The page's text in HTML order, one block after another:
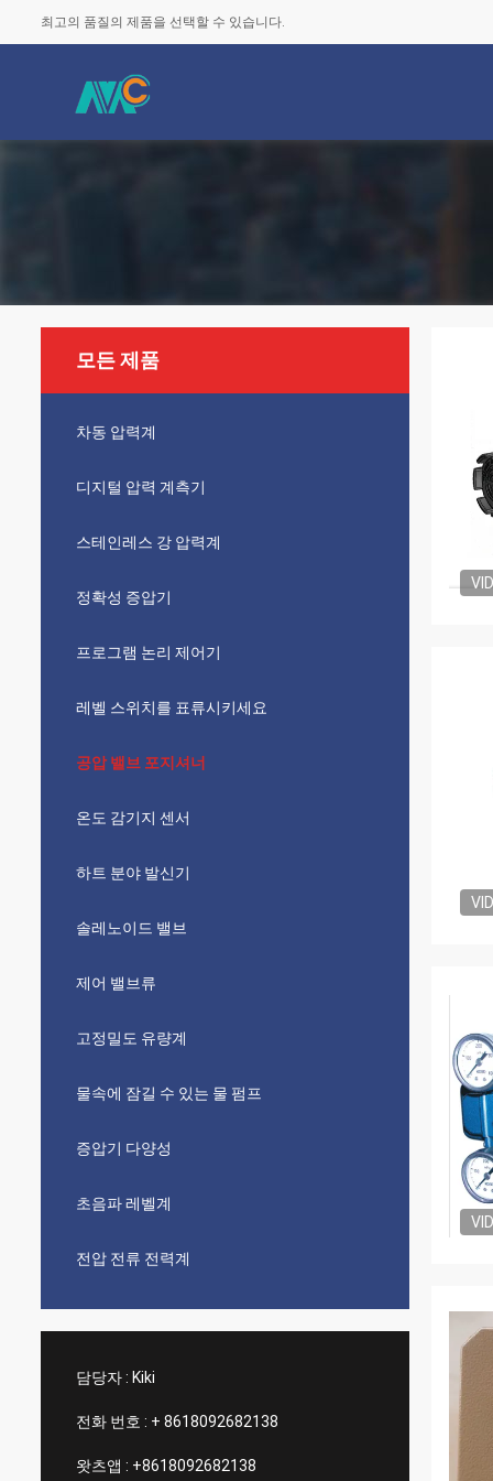
최고의 품질의 제품을 선택할 수 있습니다.
모든 제품
차동 압력계
디지털 압력 계측기
스테인레스 강 압력계
정확성 증압기
프로그램 논리 제어기
레벨 스위치를 표류시키세요
공압 밸브 포지셔너
온도 감기지 센서
하트 분야 발신기
솔레노이드 밸브
제어 밸브류
고정밀도 유량계
물속에 잠길 수 있는 물 펌프
증압기 다양성
초음파 레벨계
전압 전류 전력계
담당자 : Kiki
전화 번호 : + 8618092682138
왓츠앱 : +8618092682138